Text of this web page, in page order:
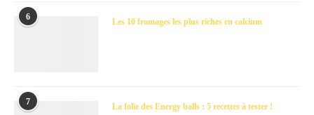
6 Les 10 fromages les plus riches en calcium
7 La folie des Energy balls : 5 recettes à tester !